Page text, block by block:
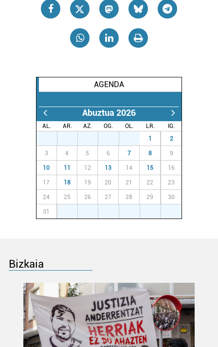
datuen atalean. Edozein unetan alda edo ken dezakezu
zure baimena Cookieen adierazpenean.
Webgune honek cookie propioak eta hirugarrenen cookie-
fitxategiak erabiltzen ditu. Zure esperientzia eta
erabiltzeko baimen esplizitua ematen diguzu.
AGENDA
Abuztua 2026
AL. AR. AZ. OG. OL. LR.
IG.
1 2
3 4 5 6 7 8 9
10 11 12 13 14 15 16
17 18 19 20 21 22 23
24 25 26 27 28 29 30
31
Bizkaia